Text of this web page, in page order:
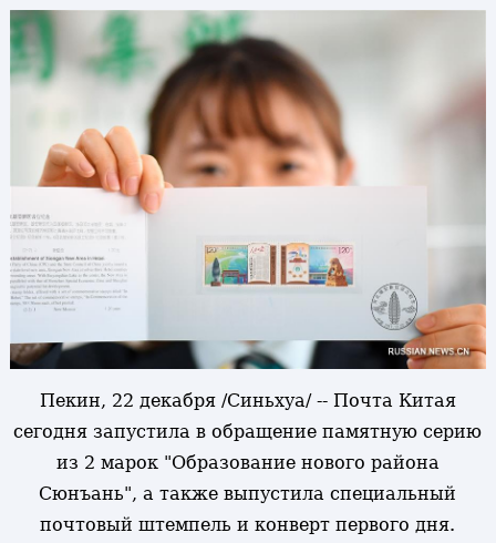
Пекин, 22 декабря /Синьхуа/ -- Почта Китая
сегодня запустила в обращение памятную серию
из 2 марок "Образование нового района
Сюнъань", а также выпустила специальный
почтовый штемпель и конверт первого дня.